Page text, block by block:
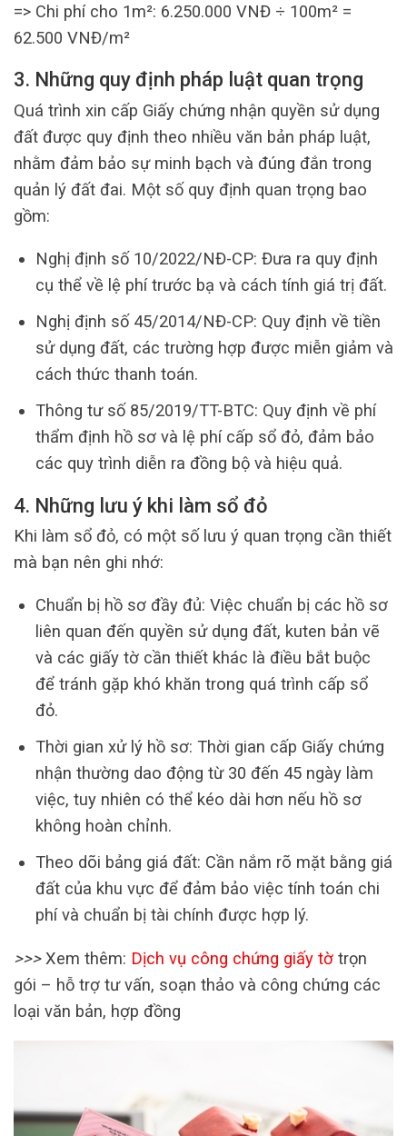
=> Chi phí cho 1m²: 6.250.000 VNĐ ÷ 100m² =
62.500 VNĐ/m²
3. Những quy định pháp luật quan trọng
Quá trình xin cấp Giấy chứng nhận quyền sử dụng
đất được quy định theo nhiều văn bản pháp luật,
nhằm đảm bảo sự minh bạch và đúng đắn trong
quản lý đất đai. Một số quy định quan trọng bao
gồm:
Nghị định số 10/2022/NĐ-CP: Đưa ra quy định
cụ thể về lệ phí trước bạ và cách tính giá trị đất.
Nghị định số 45/2014/NĐ-CP: Quy định về tiền
sử dụng đất, các trường hợp được miễn giảm và
cách thức thanh toán.
Thông tư số 85/2019/TT-BTC: Quy định về phí
thẩm định hồ sơ và lệ phí cấp sổ đỏ, đảm bảo
các quy trình diễn ra đồng bộ và hiệu quả.
4. Những lưu ý khi làm sổ đỏ
Khi làm sổ đỏ, có một số lưu ý quan trọng cần thiết
mà bạn nên ghi nhớ:
Chuẩn bị hồ sơ đầy đủ: Việc chuẩn bị các hồ sơ
liên quan đến quyền sử dụng đất, kuten bản vẽ
và các giấy tờ cần thiết khác là điều bắt buộc
để tránh gặp khó khăn trong quá trình cấp sổ
đỏ.
Thời gian xử lý hồ sơ: Thời gian cấp Giấy chứng
nhận thường dao động từ 30 đến 45 ngày làm
việc, tuy nhiên có thể kéo dài hơn nếu hồ sơ
không hoàn chỉnh.
Theo dõi bảng giá đất: Cần nắm rõ mặt bằng giá
đất của khu vực để đảm bảo việc tính toán chi
phí và chuẩn bị tài chính được hợp lý.
>>> Xem thêm: Dịch vụ công chứng giấy tờ trọn
gói – hỗ trợ tư vấn, soạn thảo và công chứng các
loại văn bản, hợp đồng